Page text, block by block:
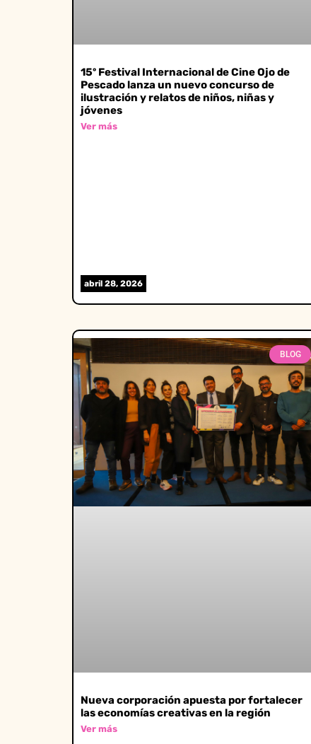
15º Festival Internacional de Cine Ojo de
Pescado lanza un nuevo concurso de
ilustración y relatos de niños, niñas y
jóvenes
Ver más
abril 28, 2026
BLOG
Nueva corporación apuesta por fortalecer
las economías creativas en la región
Ver más